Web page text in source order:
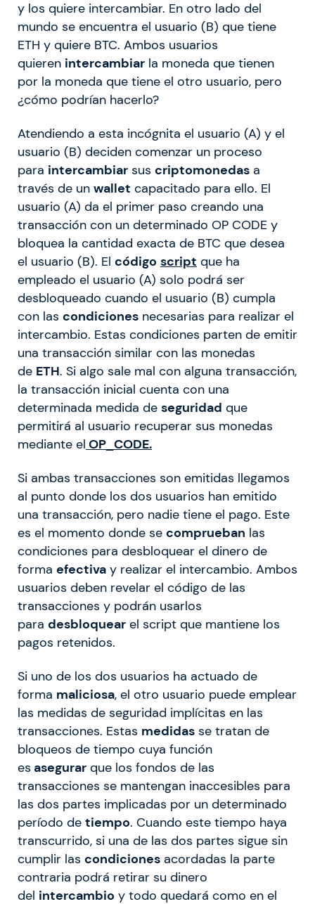
y los quiere intercambiar. En otro lado del
mundo se encuentra el usuario (B) que tiene
ETH y quiere BTC. Ambos usuarios
quieren intercambiar la moneda que tienen
por la moneda que tiene el otro usuario, pero
¿cómo podrían hacerlo?
Atendiendo a esta incógnita el usuario (A) y el
usuario (B) deciden comenzar un proceso
para intercambiar sus criptomonedas a
través de un wallet capacitado para ello. El
usuario (A) da el primer paso creando una
transacción con un determinado OP CODE y
bloquea la cantidad exacta de BTC que desea
el usuario (B). El código script que ha
empleado el usuario (A) solo podrá ser
desbloqueado cuando el usuario (B) cumpla
con las condiciones necesarias para realizar el
intercambio. Estas condiciones parten de emitir
una transacción similar con las monedas
de ETH. Si algo sale mal con alguna transacción,
la transacción inicial cuenta con una
determinada medida de seguridad que
permitirá al usuario recuperar sus monedas
mediante el OP_CODE.
Si ambas transacciones son emitidas llegamos
al punto donde los dos usuarios han emitido
una transacción, pero nadie tiene el pago. Este
es el momento donde se comprueban las
condiciones para desbloquear el dinero de
forma efectiva y realizar el intercambio. Ambos
usuarios deben revelar el código de las
transacciones y podrán usarlos
para desbloquear el script que mantiene los
pagos retenidos.
Si uno de los dos usuarios ha actuado de
forma maliciosa, el otro usuario puede emplear
las medidas de seguridad implícitas en las
transacciones. Estas medidas se tratan de
bloqueos de tiempo cuya función
es asegurar que los fondos de las
transacciones se mantengan inaccesibles para
las dos partes implicadas por un determinado
período de tiempo. Cuando este tiempo haya
transcurrido, si una de las dos partes sigue sin
cumplir las condiciones acordadas la parte
contraria podrá retirar su dinero
del intercambio y todo quedará como en el